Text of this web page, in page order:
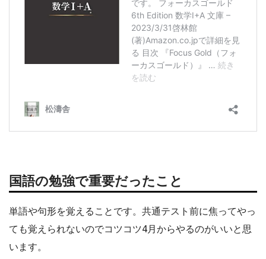
国語の勉強で重要だったこと
単語や句形を覚えることです。共通テスト前に焦ってやっ
ても覚えられないのでコツコツ4月からやるのがいいと思
います。